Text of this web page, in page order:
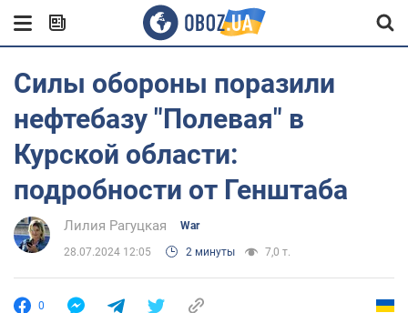
Силы обороны поразили
нефтебазу "Полевая" в
Курской области:
подробности от Генштаба
Лилия Рагуцкая War
28.07.2024 12:05 2 минуты 7,0 т.
0